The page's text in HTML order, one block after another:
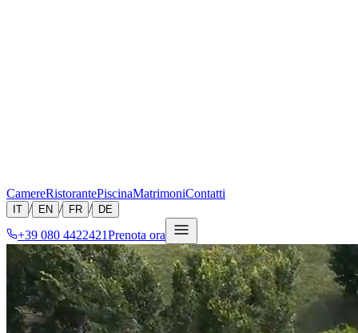
CamereRistorantePiscinaMatrimoniContatti
IT / EN / FR / DE
+39 080 4422421Prenota ora